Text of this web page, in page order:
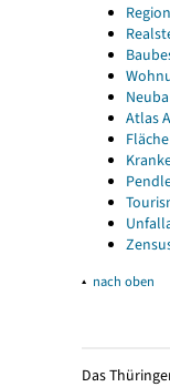
Atlas
▴ nach oben
Das